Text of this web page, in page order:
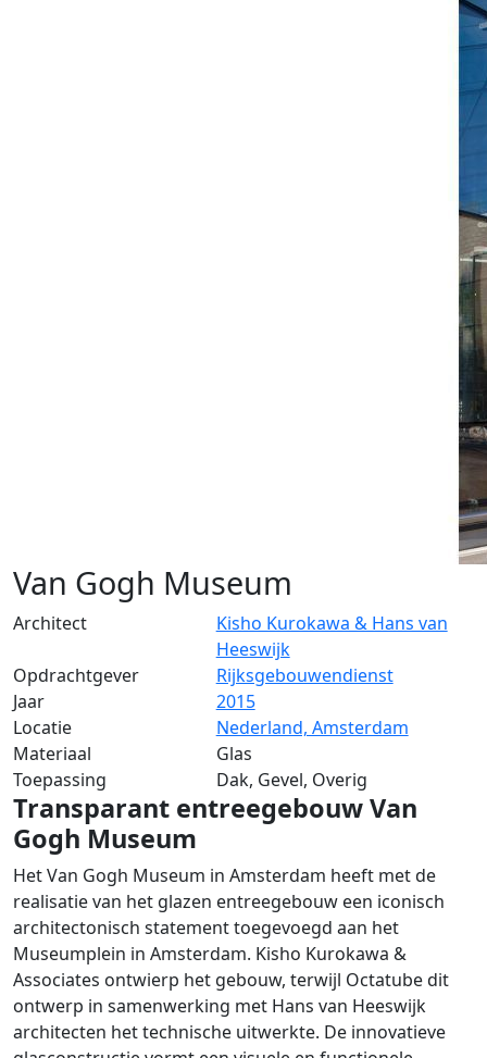
Van Gogh Museum
Architect
Kisho Kurokawa & Hans van
Heeswijk
Opdrachtgever
Rijksgebouwendienst
Jaar
2015
Locatie
Nederland, Amsterdam
Materiaal
Glas
Toepassing
Dak, Gevel, Overig
Transparant entreegebouw Van
Gogh Museum
Het Van Gogh Museum in Amsterdam heeft met de
realisatie van het glazen entreegebouw een iconisch
architectonisch statement toegevoegd aan het
Museumplein in Amsterdam. Kisho Kurokawa &
Associates ontwierp het gebouw, terwijl Octatube dit
ontwerp in samenwerking met Hans van Heeswijk
architecten het technische uitwerkte. De innovatieve